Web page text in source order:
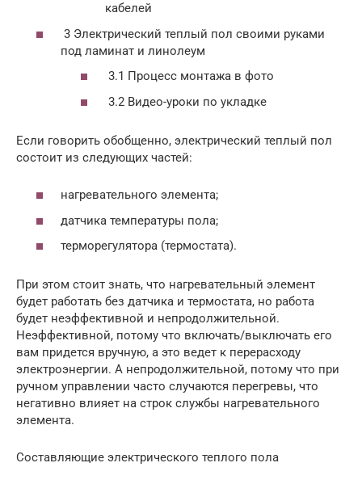
кабелей
3 Электрический теплый пол своими руками
под ламинат и линолеум
3.1 Процесс монтажа в фото
3.2 Видео-уроки по укладке
Если говорить обобщенно, электрический теплый пол
состоит из следующих частей:
нагревательного элемента;
датчика температуры пола;
терморегулятора (термостата).
При этом стоит знать, что нагревательный элемент
будет работать без датчика и термостата, но работа
будет неэффективной и непродолжительной.
Неэффективной, потому что включать/выключать его
вам придется вручную, а это ведет к перерасходу
электроэнергии. А непродолжительной, потому что при
ручном управлении часто случаются перегревы, что
негативно влияет на строк службы нагревательного
элемента.
Составляющие электрического теплого пола